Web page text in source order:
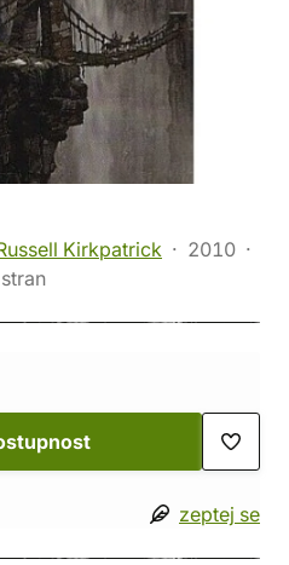
Kirkpatrick
2010
zeptej se